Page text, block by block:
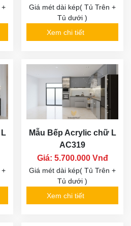
+
Giá mét dài kép( Tủ Trên +
Tủ dưới )
Xem chi tiết
+
Mẫu Bếp Acrylic chữ L
AC319
Giá: 5.700.000 Vnđ
Giá mét dài kép( Tủ Trên +
Tủ dưới )
Xem chi tiết